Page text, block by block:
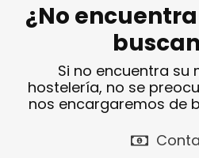
¿No
Si no encuentra su
hostelería, no se
nos encargaremos de